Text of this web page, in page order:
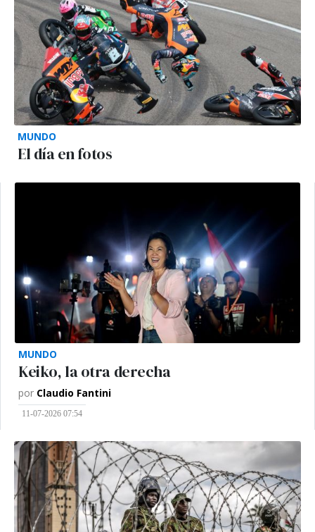
MUNDO
El día en fotos
MUNDO
Keiko, la otra derecha
por Claudio Fantini
11-07-2026 07:54